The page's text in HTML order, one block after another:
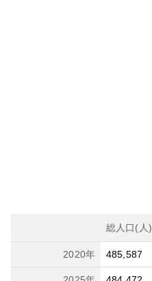
総人口(人)
2020年 485,587